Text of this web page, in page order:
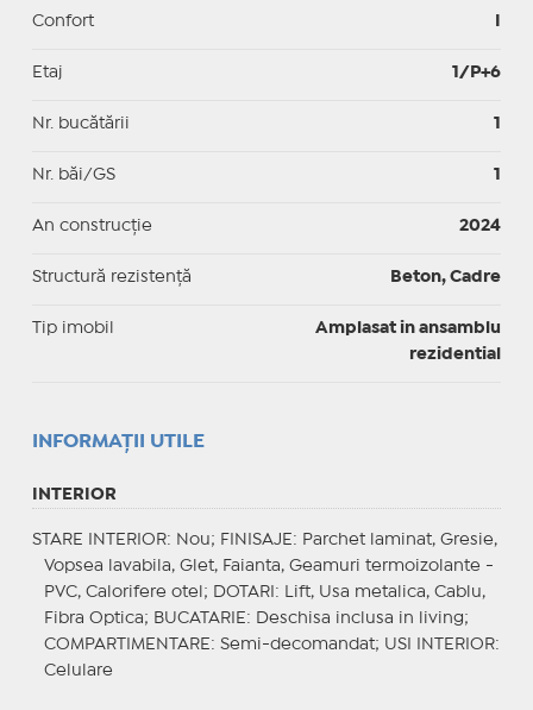
Confort
Etaj 1/P+6
Nr. bucătării 1
Nr. băi/GS 1
An construcție 2024
Structură rezistență Beton, Cadre
Tip imobil
Amplasat in ansamblu
rezidential
INFORMAŢII UTILE
INTERIOR
STARE INTERIOR: Nou; FINISAJE : Parchet laminat, Gresie,
Vopsea lavabila, Glet, Faianta, Geamuri termoizolante -
PVC, Calorifere otel;
DOTARI : Lift, Usa metalica, Cablu,
Fibra Optica; BUCATARIE : Deschisa inclusa in living;
COMPARTIMENTARE : Semi-decomandat; USI INTERIOR:
Celulare